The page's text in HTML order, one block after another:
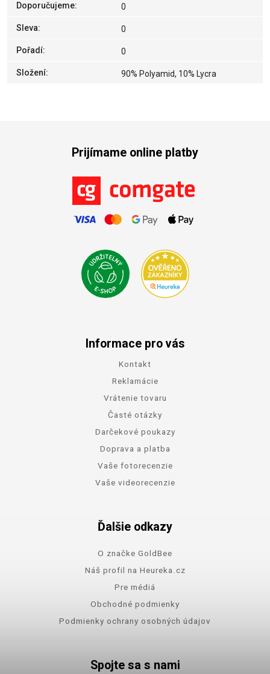
Doporučujeme: 0
Sleva: 0
Pořadí: 0
Složení: 90% Polyamid, 10% Lycra
Prijímame online platby
Informace pro vás
Kontakt
Reklamácie
Vrátenie tovaru
Časté otázky
Darčekové poukazy
Doprava a platba
Vaše fotorecenzie
Vaše videorecenzie
Ďalšie odkazy
O značke GoldBee
Náš profil na Heureka.cz
Pre médiá
Obchodné podmienky
Podmienky ochrany osobných údajov
Spojte sa s nami